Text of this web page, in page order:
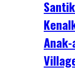
Anak-